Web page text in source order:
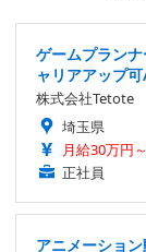
ゲームプラン
ャリアアップ
株式会社Tetote
埼玉県
月給30万円
正社員
アニメーショ